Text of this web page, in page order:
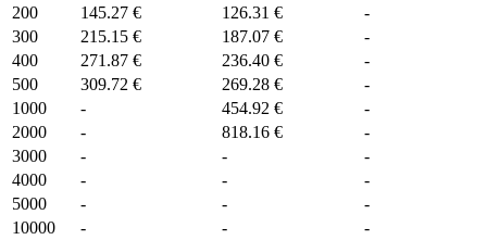
200
145.27 € 126.31 €
-
300
215.15 € 187.07 €
-
400
271.87 € 236.40 €
-
500
309.72 € 269.28 €
-
1000
- 454.92 €
-
2000
- 818.16 €
-
3000
- -
-
4000
- -
-
5000
- -
-
10000
- -
-